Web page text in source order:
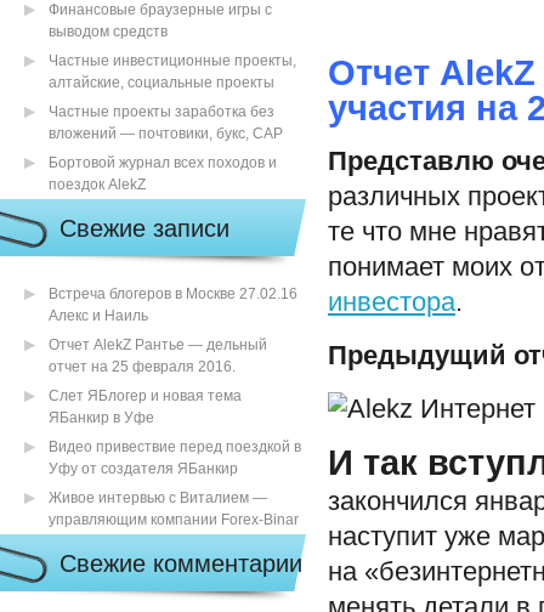
Финансовые браузерные игры с
выводом средств
Частные инвестиционные проекты,
алтайские, социальные проекты
Частные проекты заработка без
вложений — почтовики, букс, САР
Бортовой журнал всех походов и
поездок AlekZ
Свежие записи
Встреча блогеров в Москве 27.02.16
Алекс и Наиль
Отчет AlekZ Рантье — дельный
отчет на 25 февраля 2016.
Слет ЯБлогер и новая тема
ЯБанкир в Уфе
Видео привествие перед поездкой в
Уфу от создателя ЯБанкир
Живое интервью с Виталием —
управляющим компании Forex-Binar
Свежие комментарии
Отчет
участия на
Представлю
различных
те что мне
понимает моих
инвестора.
Предыдущий
И так
закончился
наступит уже
на